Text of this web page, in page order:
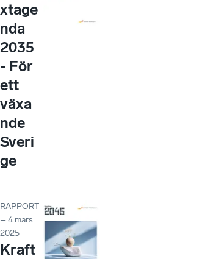
xtage
nda
2035
- För
ett
växa
nde
Sveri
ge
RAPPORT
– 4 mars
2025
Kraft